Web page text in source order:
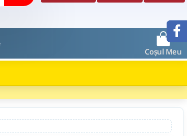
Coșul Meu
0